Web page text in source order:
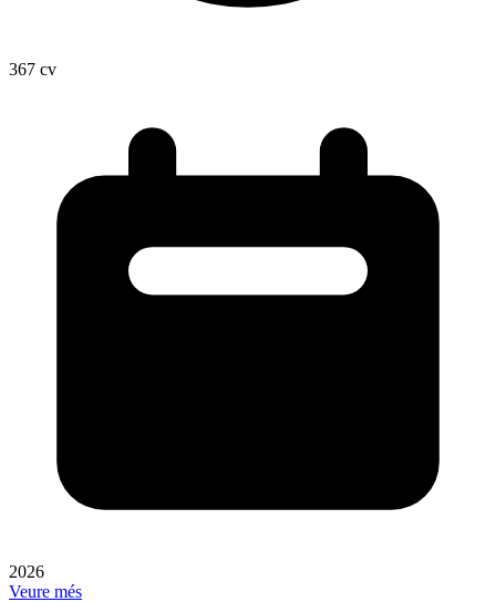
367 cv
2026
Veure més